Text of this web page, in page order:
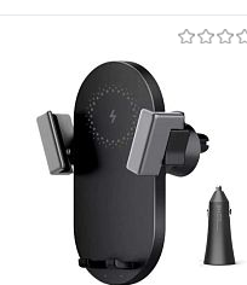
Сообщить о поступлении
К сравнению
В избранное
Недоступно